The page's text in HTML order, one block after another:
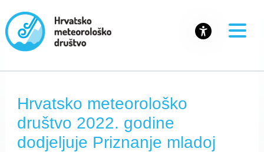
Hrvatsko meteorološko
društvo 2022. godine
dodjeljuje Priznanje mladoj